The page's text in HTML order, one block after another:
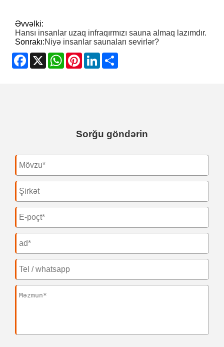
Əvvəlki:
Hansı insanlar uzaq infraqırmızı sauna almaq lazımdır.
Sonrakı:Niyə insanlar saunaları sevirlər?
Facebook
X WhatsApp
PinterestLinkedIn
Sorğu göndərin